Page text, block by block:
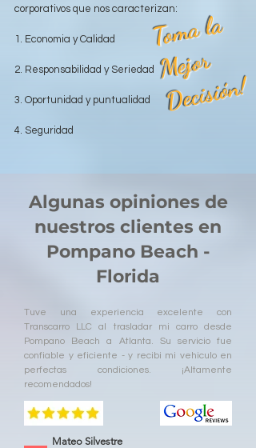
corporativos que nos caracterizan:
1. Economia y Calidad
2. Responsabilidad y Seriedad
3. Oportunidad y puntualidad
4. Seguridad
T
o
m
a l
a
M
ej
o
r
D
e
ci
si
ó
n!
Algunas opiniones de
nuestros clientes en
Pompano Beach -
Florida
Tuve una experiencia excelente con
Transcarro LLC al trasladar mi carro desde
Pompano Beach a Atlanta. Su servicio fue
confiable y eficiente - y recibi mi vehiculo en
perfectas condiciones. ¡Altamente
recomendados!
Mateo Silvestre